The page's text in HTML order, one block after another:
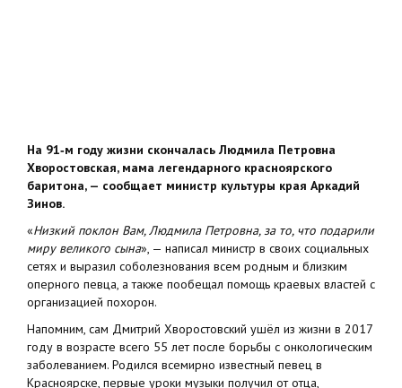
На 91‑м году жизни скончалась Людмила Петровна
Хворостовская, мама легендарного красноярского
баритона, — сообщает министр культуры края Аркадий
Зинов.
«Низкий поклон Вам, Людмила Петровна, за то, что подарили
миру великого сына», — написал министр в своих социальных
сетях и выразил соболезнования всем родным и близким
оперного певца, а также пообещал помощь краевых властей с
организацией похорон.
Напомним, сам Дмитрий Хворостовский ушёл из жизни в 2017
году в возрасте всего 55 лет после борьбы с онкологическим
заболеванием. Родился всемирно известный певец в
Красноярске, первые уроки музыки получил от отца,